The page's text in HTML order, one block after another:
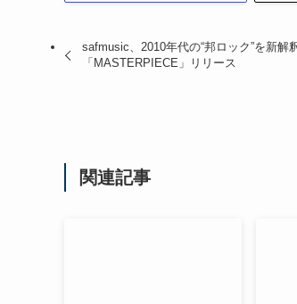
safmusic、2010年代の“邦ロック”を新解
「MASTERPIECE」リリース
関連記事